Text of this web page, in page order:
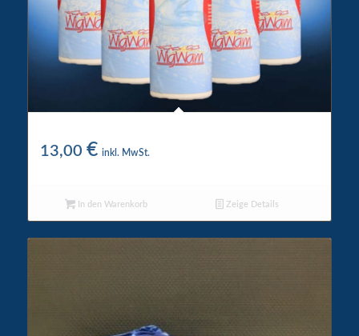
13,00 € inkl. MwSt.
In den Warenkorb Zeige Details